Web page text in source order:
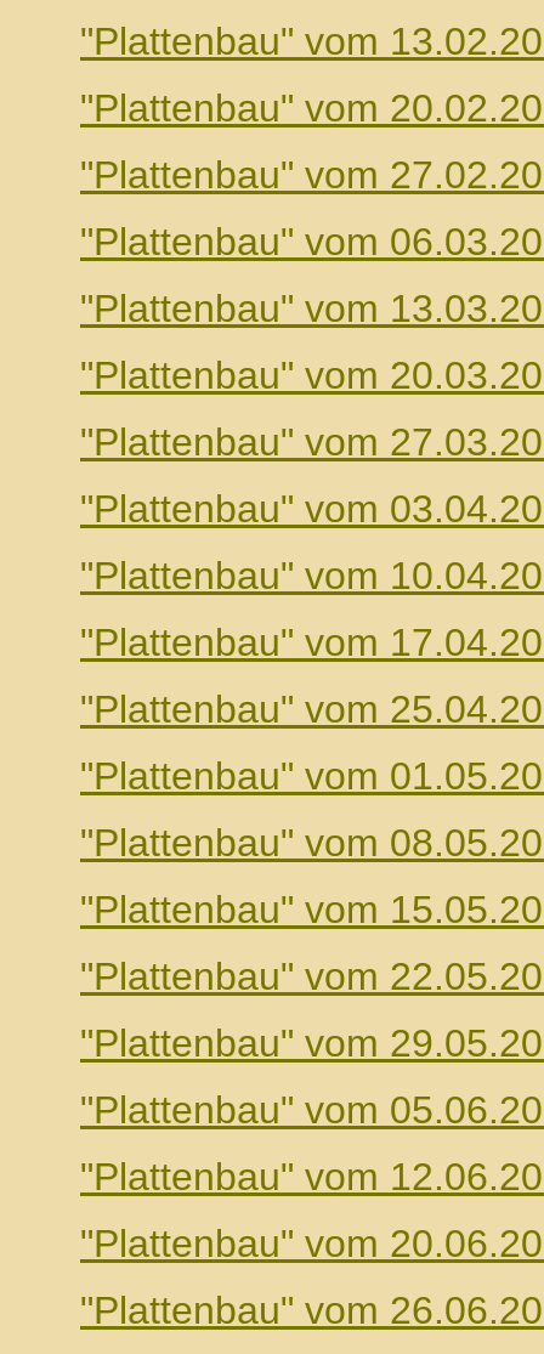
"Plattenbau" vom
"Plattenbau" vom
"Plattenbau" vom
"Plattenbau" vom
"Plattenbau" vom
"Plattenbau" vom
"Plattenbau" vom
"Plattenbau" vom
"Plattenbau" vom
"Plattenbau" vom
"Plattenbau" vom
"Plattenbau" vom
"Plattenbau" vom
"Plattenbau" vom
"Plattenbau" vom
"Plattenbau" vom
"Plattenbau" vom
"Plattenbau" vom
"Plattenbau" vom
"Plattenbau" vom